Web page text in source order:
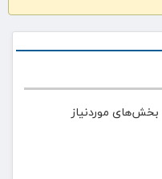
بخش‌های موردنیاز